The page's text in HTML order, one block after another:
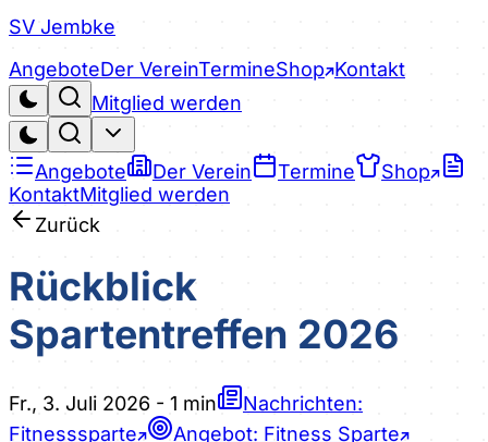
SV Jembke
AngeboteDer VereinTermineShop Kontakt
Mitglied werden
Angebote Der Verein Termine
Shop
KontaktMitglied werden
Zurück
Rückblick
Spartentreffen 2026
Fr., 3. Juli 2026 - 1 min
Nachrichten:
Fitnesssparte
Angebot: Fitness Sparte